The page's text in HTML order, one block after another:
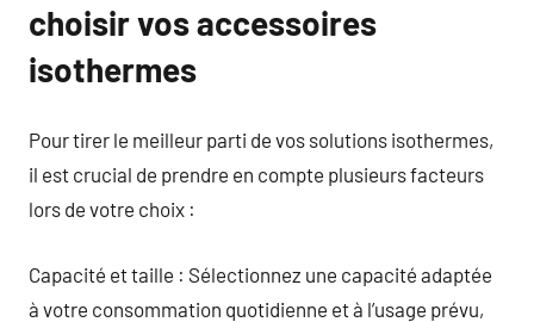
choisir vos accessoires
isothermes
Pour tirer le meilleur parti de vos solutions isothermes,
il est crucial de prendre en compte plusieurs facteurs
lors de votre choix :
Capacité et taille : Sélectionnez une capacité adaptée
à votre consommation quotidienne et à l’usage prévu,